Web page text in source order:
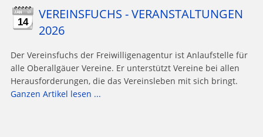
14
VEREINSFUCHS - VERANSTALTUNGEN
2026
Der Vereinsfuchs der Freiwilligenagentur ist Anlaufstelle für
alle Oberallgäuer Vereine. Er unterstützt Vereine bei allen
Herausforderungen, die das Vereinsleben mit sich bringt.
Ganzen Artikel lesen ...